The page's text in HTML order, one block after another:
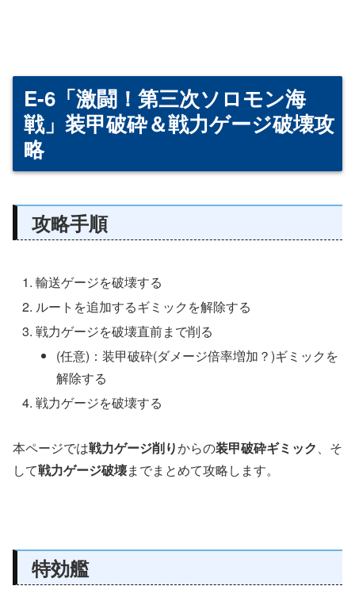
E-6「激闘！第三次ソロモン海
戦」装甲破砕＆戦力ゲージ破壊攻
略
攻略手順
輸送ゲージを破壊する
ルートを追加するギミックを解除する
戦力ゲージを破壊直前まで削る
(任意)：装甲破砕(ダメージ倍率増加？)ギミックを
解除する
戦力ゲージを破壊する
本ページでは戦力ゲージ削りからの装甲破砕ギミック、そ
して戦力ゲージ破壊までまとめて攻略します。
特効艦